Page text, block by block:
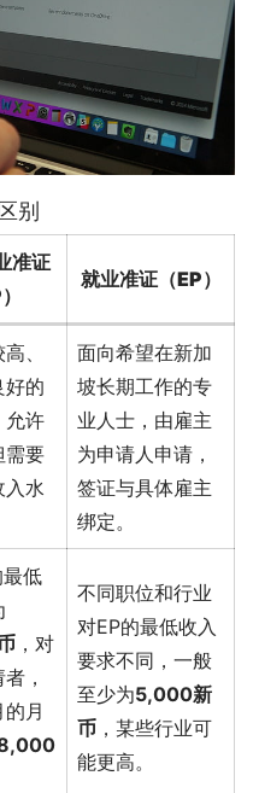
别
准证
就业准证（EP）
、
好的
允许
需要
入水
面向希望在新加
坡长期工作的专
业人士，由雇主
为申请人申请，
签证与具体雇主
绑定。
最低
，对
，
月
不同职位和行业
对EP的最低收入
要求不同，一般
至少为5,000新
币 ，某些行业可
能更高。